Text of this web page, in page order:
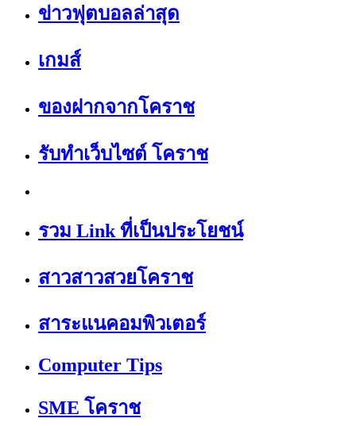
ข่าวฟุตบอลล่าสุด
เกมส์
ของฝากจากโคราช
รับทำเว็บไซต์ โคราช
รวม Link ที่เป็นประโยชน์
สาวสาวสวยโคราช
สาระแนคอมพิวเตอร์
Computer Tips
SME โคราช